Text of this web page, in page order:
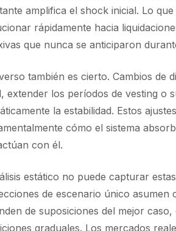
amplifica el shock inicial. Lo
rápidamente hacia
que nunca se anticiparon
también es cierto. Cambios de
extender los períodos de vesting o
la estabilidad. Estos
cómo el sistema
con él.
estático no puede capturar
de escenario único asumen
de suposiciones del mejor
graduales. Los mercados